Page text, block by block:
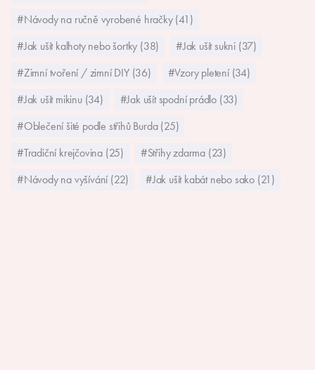
#Návody na ručně vyrobené hračky (41)
#Jak ušít kalhoty nebo šortky (38)
#Jak ušít sukni (37)
#Zimní tvoření / zimní DIY (36)
#Vzory pletení (34)
#Jak ušít mikinu (34)
#Jak ušít spodní prádlo (33)
#Oblečení šité podle střihů Burda (25)
#Tradiční krejčovina (25)
#Střihy zdarma (23)
#Návody na vyšívání (22)
#Jak ušít kabát nebo sako (21)